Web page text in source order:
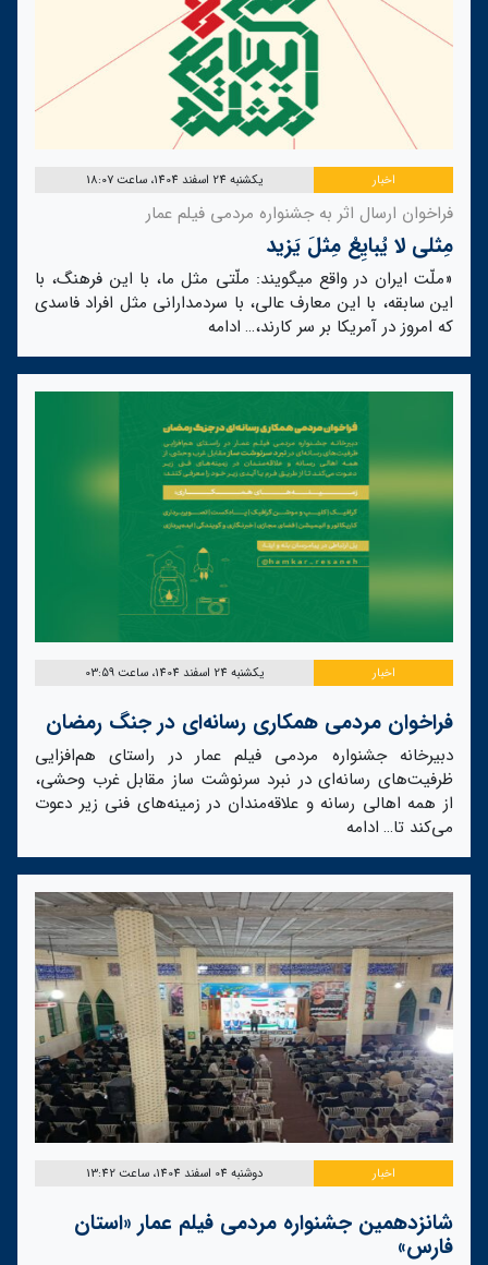
اخبار یکشنبه 24 اسفند 1404، ساعت 18:07
فراخوان ارسال اثر به جشنواره مردمی فیلم عمار
مِثلی لا یُبایِعُ مِثلَ یَزید
«ملّت ایران در واقع میگویند: ملّتی مثل ما، با این فرهنگ، با
این سابقه، با این معارف عالی، با سردمدارانی مثل افراد فاسدی
که امروز در آمریکا بر سر کارند،… ادامه
اخبار یکشنبه 24 اسفند 1404، ساعت 03:59
فراخوان مردمی همکاری رسانه‌ای در جنگ رمضان
دبیرخانه جشنواره مردمی فیلم عمار در راستای هم‌افزایی
ظرفیت‌های رسانه‌ای در نبرد سرنوشت ساز مقابل غرب وحشی،
از همه اهالی رسانه و علاقه‌مندان در زمینه‌های فنی زیر دعوت
می‌کند تا… ادامه
اخبار دوشنبه 04 اسفند 1404، ساعت 13:42
شانزدهمین جشنواره مردمی فیلم عمار «استان
فارس»